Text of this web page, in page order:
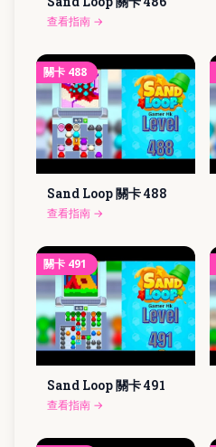
查看指南 →
關卡 488
Sand Loop 關卡488
查看指南 →
關卡 491
Sand Loop 關卡491
查看指南 →